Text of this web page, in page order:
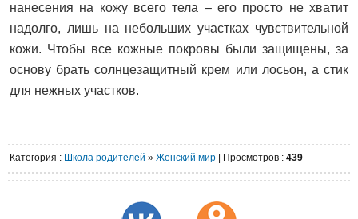
нанесения на кожу всего тела – его просто не хватит
надолго, лишь на небольших участках чувствительной
кожи. Чтобы все кожные покровы были защищены, за
основу брать солнцезащитный крем или лосьон, а стик
для нежных участков.
Категория : Школа родителей » Женский мир Просмотров : 439